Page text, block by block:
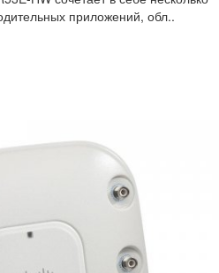
приложений, обл..